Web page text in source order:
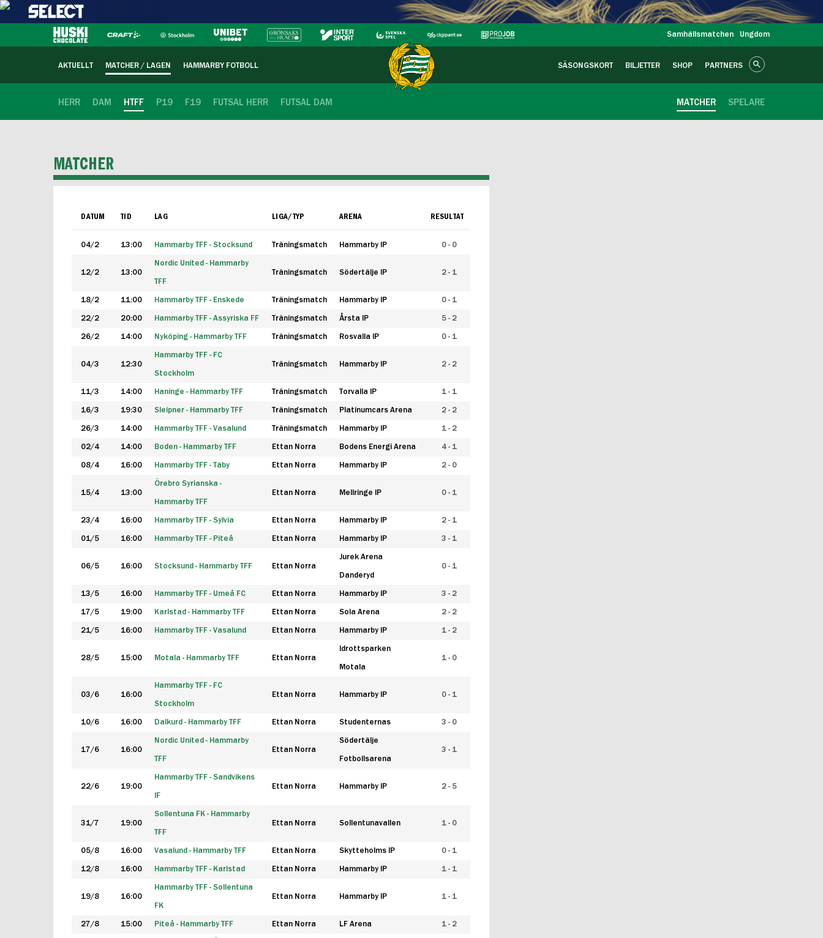
Samhällsmatchen Ungdom
AKTUELLT MATCHER / LAGEN HAMMARBY FOTBOLL SÄSONGSKORT BILJETTER SHOP PARTNERS
HERR DAM HTFF P19 F19 FUTSAL HERR FUTSAL DAM SPELARE
MATCHER
MATCHER
DATUM TID LAG LIGA/TYP ARENA RESULTAT
04/2 13:00 Hammarby TFF - Stocksund Träningsmatch Hammarby IP 0 - 0
12/2 13:00
Nordic United - Hammarby
TFF
Träningsmatch Södertälje IP 2 - 1
18/2 11:00 Hammarby TFF - Enskede Träningsmatch Hammarby IP 0 - 1
22/2 20:00 Hammarby TFF - Assyriska FF Träningsmatch Årsta IP 5 - 2
26/2 14:00 Nyköping - Hammarby TFF Träningsmatch Rosvalla IP 0 - 1
04/3 12:30
Hammarby TFF - FC
Stockholm
Träningsmatch Hammarby IP 2 - 2
11/3 14:00 Haninge - Hammarby TFF Träningsmatch Torvalla IP 1 - 1
16/3 19:30 Sleipner - Hammarby TFF Träningsmatch Platinumcars Arena 2 - 2
26/3 14:00 Hammarby TFF - Vasalund Träningsmatch Hammarby IP 1 - 2
02/4 14:00 Boden - Hammarby TFF Ettan Norra Bodens Energi Arena 4 - 1
08/4 16:00 Hammarby TFF - Täby Ettan Norra Hammarby IP 2 - 0
15/4 13:00
Örebro Syrianska -
Hammarby TFF
Ettan Norra Mellringe IP 0 - 1
23/4 16:00 Hammarby TFF - Sylvia Ettan Norra Hammarby IP 2 - 1
01/5 16:00 Hammarby TFF - Piteå Ettan Norra Hammarby IP 3 - 1
06/5 16:00 Stocksund - Hammarby TFF Ettan Norra
Jurek Arena
Danderyd
0 - 1
13/5 16:00 Hammarby TFF - Umeå FC Ettan Norra Hammarby IP 3 - 2
17/5 19:00 Karlstad - Hammarby TFF Ettan Norra Sola Arena 2 - 2
21/5 16:00 Hammarby TFF - Vasalund Ettan Norra Hammarby IP 1 - 2
28/5 15:00 Motala - Hammarby TFF Ettan Norra
Idrottsparken
Motala
1 - 0
03/6 16:00
Hammarby TFF - FC
Stockholm
Ettan Norra Hammarby IP 0 - 1
10/6 16:00 Dalkurd - Hammarby TFF Ettan Norra Studenternas 3 - 0
17/6 16:00
Nordic United - Hammarby
TFF
Ettan Norra
Södertälje
Fotbollsarena
3 - 1
22/6 19:00
Hammarby TFF - Sandvikens
IF
Ettan Norra Hammarby IP 2 - 5
31/7 19:00
Sollentuna FK - Hammarby
TFF
Ettan Norra Sollentunavallen 1 - 0
05/8 16:00 Vasalund - Hammarby TFF Ettan Norra Skytteholms IP 0 - 1
12/8 16:00 Hammarby TFF - Karlstad Ettan Norra Hammarby IP 1 - 1
19/8 16:00
Hammarby TFF - Sollentuna
FK
Ettan Norra Hammarby IP 1 - 1
27/8 15:00 Piteå - Hammarby TFF Ettan Norra LF Arena 1 - 2